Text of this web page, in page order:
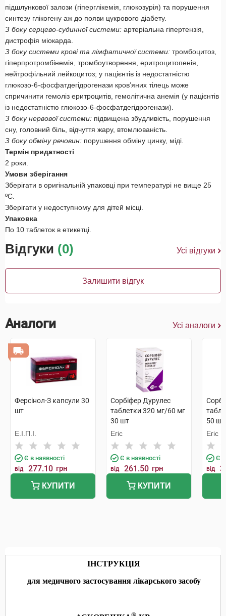
підшлункової залози (гіперглікемія, глюкозурія) та порушення
синтезу глікогену аж до появи цукрового діабету.
З боку серцево-судинної системи: артеріальна гіпертензія,
дистрофія міокарда.
З боку системи крові та лімфатичної системи: тромбоцитоз,
гіперпротромбінемія, тромбоутворення, еритроцитопенія,
нейтрофільний лейкоцитоз; у пацієнтів із недостатністю
глюкозо-6-фосфатдегідрогенази кров’яних тілець може
спричинити гемоліз еритроцитів, гемолітична анемія (у пацієнтів
із недостатністю глюкозо-6-фосфатдегідрогенази).
З боку нервової системи: підвищена збудливість, порушення
сну, головний біль, відчуття жару, втомлюваність.
З боку обміну речовин: порушення обміну цинку, міді.
Термін придатності
2 роки.
Умови зберігання
Зберігати в оригінальній упаковці при температурі не вище 25
ºС.
Зберігати у недоступному для дітей місці.
Упаковка
По 10 таблеток в етикетці.
Відгуки (0) Усі відгуки
Залишити відгук
Аналоги Усі аналоги
Ферсінол-З капсули 30
шт
Е.І.П.І.
Є в наявності
від 277.10 грн
КУПИТИ
Сорбіфер Дурулес
таблетки 320 мг/60 мг
30 шт
Егіс
Є в наявності
від 261.50 грн
КУПИТИ
50 шт
Егіс
Є в
від